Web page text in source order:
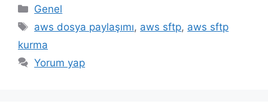
Kategoriler
Genel
Etiketler
aws dosya paylaşımı, aws sftp, aws sftp
kurma
Yorum yap